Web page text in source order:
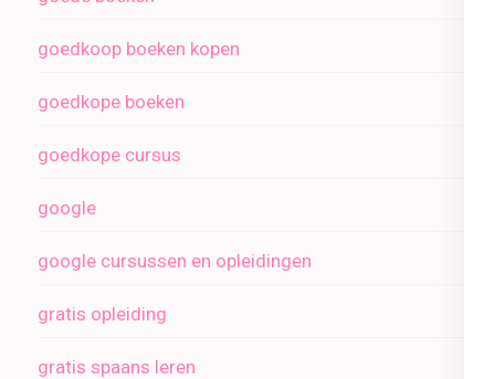
goedkoop boeken kopen
goedkope boeken
goedkope cursus
google
google cursussen en opleidingen
gratis opleiding
gratis spaans leren